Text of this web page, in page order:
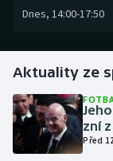
Golf
Gymnastika
Házená
Dnes, 14:00-17:50
Aktuality ze
zní
Před